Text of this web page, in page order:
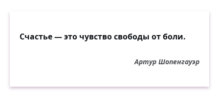
Счастье — это чувство свободы от боли.
Артур Шопенгауэр